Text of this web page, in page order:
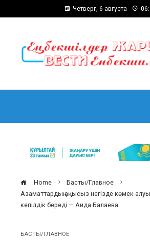
Четверг, 6 августа
Home
Басты/Главное
Азаматтардың ақысыз негізде көмек
кепілдік береді — Аида Балаева
БАСТЫ/ГЛАВНОЕ